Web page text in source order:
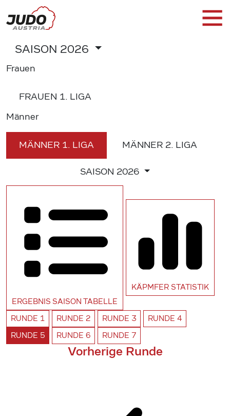
SAISON 2026
Frauen
FRAUEN 1. LIGA
Männer
MÄNNER 1. LIGA MÄNNER 2. LIGA
SAISON 2026
ERGEBNIS SAISON TABELLE
KÄPMFER STATISTIK
RUNDE 1 RUNDE 2 RUNDE 3 RUNDE 4
RUNDE 5 RUNDE 6 RUNDE 7
Vorherige Runde